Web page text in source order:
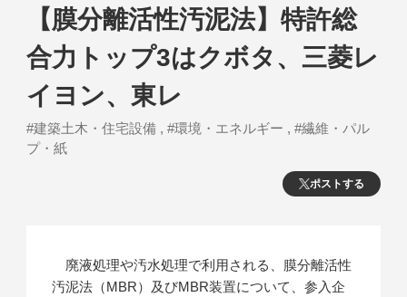
ポストする
【膜分離活性汚泥法】特許総
合力トップ3はクボタ、三菱レ
イヨン、東レ
#建築土木・住宅設備 , #環境・エネルギー , #繊維・パル
プ・紙
廃液処理や汚水処理で利用される、膜分離活性
汚泥法（MBR）及びMBR装置について、参入企